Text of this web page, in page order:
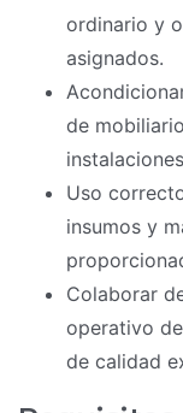
ordinario y
asignados.
de
Uso
insumos y
Colaborar
operativo
de calidad